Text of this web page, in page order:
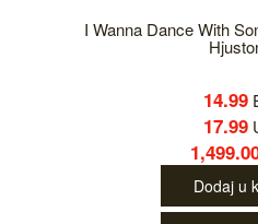
I Wanna Dance With
14.99
17.99
Dodaj u